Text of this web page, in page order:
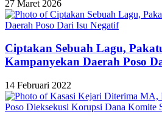
27 Maret 2026
Ciptakan Sebuah Lagu,
Kampanyekan Daerah Poso
14 Februari 2022